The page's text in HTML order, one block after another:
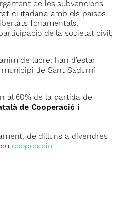
de les subvencions
ciutadana amb els països
fonamentals,
de la societat civil;
de lucre, han d’estar
de Sant Sadurní
al 60% de la partida de
de Cooperació i
de dilluns a divendres
cooperacio